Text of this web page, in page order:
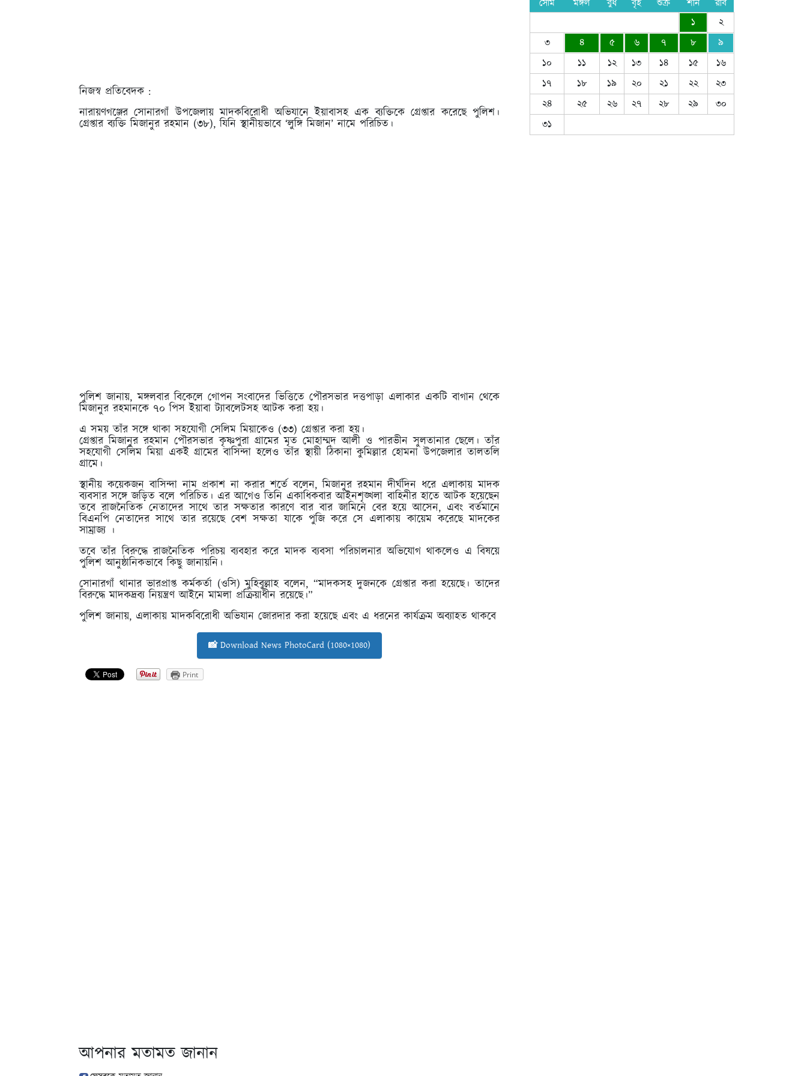
নিজস্ব প্রতিবেদক :
নারায়ণগঞ্জের সোনারগাঁ উপজেলায় মাদকবিরোধী অভিযানে ইয়াবাসহ এক ব্যক্তিকে গ্রেপ্তার করেছে পুলিশ।
গ্রেপ্তার ব্যক্তি মিজানুর রহমান (৩৮), যিনি স্থানীয়ভাবে ‘লুঙ্গি মিজান’ নামে পরিচিত।
পুলিশ জানায়, মঙ্গলবার বিকেলে গোপন সংবাদের ভিত্তিতে পৌরসভার দত্তপাড়া এলাকার একটি বাগান থেকে
মিজানুর রহমানকে ৭০ পিস ইয়াবা ট্যাবলেটসহ আটক করা হয়।
এ সময় তাঁর সঙ্গে থাকা সহযোগী সেলিম মিয়াকেও (৩৩) গ্রেপ্তার করা হয়।
গ্রেপ্তার মিজানুর রহমান পৌরসভার কৃষ্ণপুরা গ্রামের মৃত মোহাম্মদ আলী ও পারভীন সুলতানার ছেলে। তাঁর
সহযোগী সেলিম মিয়া একই গ্রামের বাসিন্দা হলেও তাঁর স্থায়ী ঠিকানা কুমিল্লার হোমনা উপজেলার তালতলি
গ্রামে।
স্থানীয় কয়েকজন বাসিন্দা নাম প্রকাশ না করার শর্তে বলেন, মিজানুর রহমান দীর্ঘদিন ধরে এলাকায় মাদক
ব্যবসার সঙ্গে জড়িত বলে পরিচিত। এর আগেও তিনি একাধিকবার আইনশৃঙ্খলা বাহিনীর হাতে আটক হয়েছেন
তবে রাজনৈতিক নেতাদের সাথে তার সক্ষতার কারণে বার বার জামিনে বের হয়ে আসেন, এবং বর্তমানে
বিএনপি নেতাদের সাথে তার রয়েছে বেশ সক্ষতা যাকে পুজি করে সে এলাকায় কায়েম করেছে মাদকের
সাম্রাজ্য ।
তবে তাঁর বিরুদ্ধে রাজনৈতিক পরিচয় ব্যবহার করে মাদক ব্যবসা পরিচালনার অভিযোগ থাকলেও এ বিষয়ে
পুলিশ আনুষ্ঠানিকভাবে কিছু জানায়নি।
সোনারগাঁ থানার ভারপ্রাপ্ত কর্মকর্তা (ওসি) মুহিবুল্লাহ বলেন, “মাদকসহ দুজনকে গ্রেপ্তার করা হয়েছে। তাদের
বিরুদ্ধে মাদকদ্রব্য নিয়ন্ত্রণ আইনে মামলা প্রক্রিয়াধীন রয়েছে।”
পুলিশ জানায়, এলাকায় মাদকবিরোধী অভিযান জোরদার করা হয়েছে এবং এ ধরনের কার্যক্রম অব্যাহত থাকবে
📸 Download News PhotoCard (1080×1080)
Print
আপনার মতামত জানান
সোম মঙ্গল বুধ বৃহ শুক্র শনি
রবি
১
২
৩
৪ ৫ ৬ ৭ ৮
৯
১০
১১ ১২ ১৩ ১৪ ১৫
১৬
১৭
১৮ ১৯ ২০ ২১ ২২
২৩
২৪
২৫ ২৬ ২৭ ২৮ ২৯
৩০
৩১